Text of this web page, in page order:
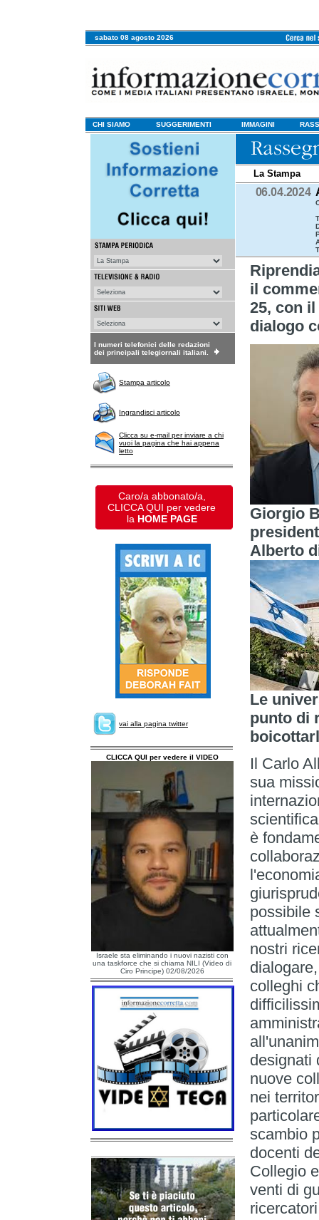
sabato 08 agosto 2026
CHI SIAMO SUGGERIMENTI IMMAGINI
I numeri telefonici delle redazioni
dei principali telegiornali italiani.
Stampa articolo
Ingrandisci articolo
Clicca su e-mail per inviare a chi
vuoi la pagina che hai appena
letto
Caro/a abbonato/a,
CLICCA QUI per vedere
la HOME PAGE
vai alla pagina twitter
CLICCA QUI per vedere il VIDEO
Israele sta eliminando i nuovi nazisti con
una taskforce che si chiama NILI (Video di
Ciro Principe) 02/08/2026
La Stampa
06.04.2024
il
25, con
dialogo
Giorgio
Alberto
Le
punto di
Il Carlo
sua
è
possibile
nostri
colleghi
designati
nuove
nei
scambio
docenti
Collegio
venti di